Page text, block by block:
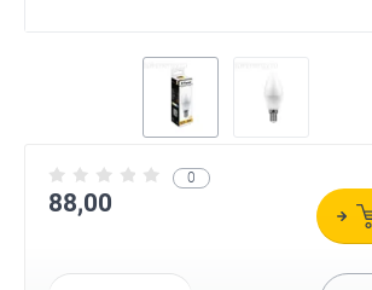
0
88,00